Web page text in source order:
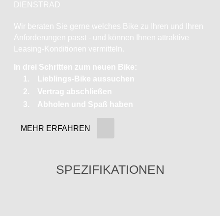
DIENSTRAD
Wir beraten Sie gerne welches Bike zu Ihren und Ihren
Anforderungen passt - und können Ihnen attraktive
Leasing-Konditionen vermitteln.
In drei Schritten zum neuen Bike:
Lieblings-Bike aussuchen
Vertrag abschließen
Abholen und Spaß haben
MEHR ERFAHREN
SPEZIFIKATIONEN